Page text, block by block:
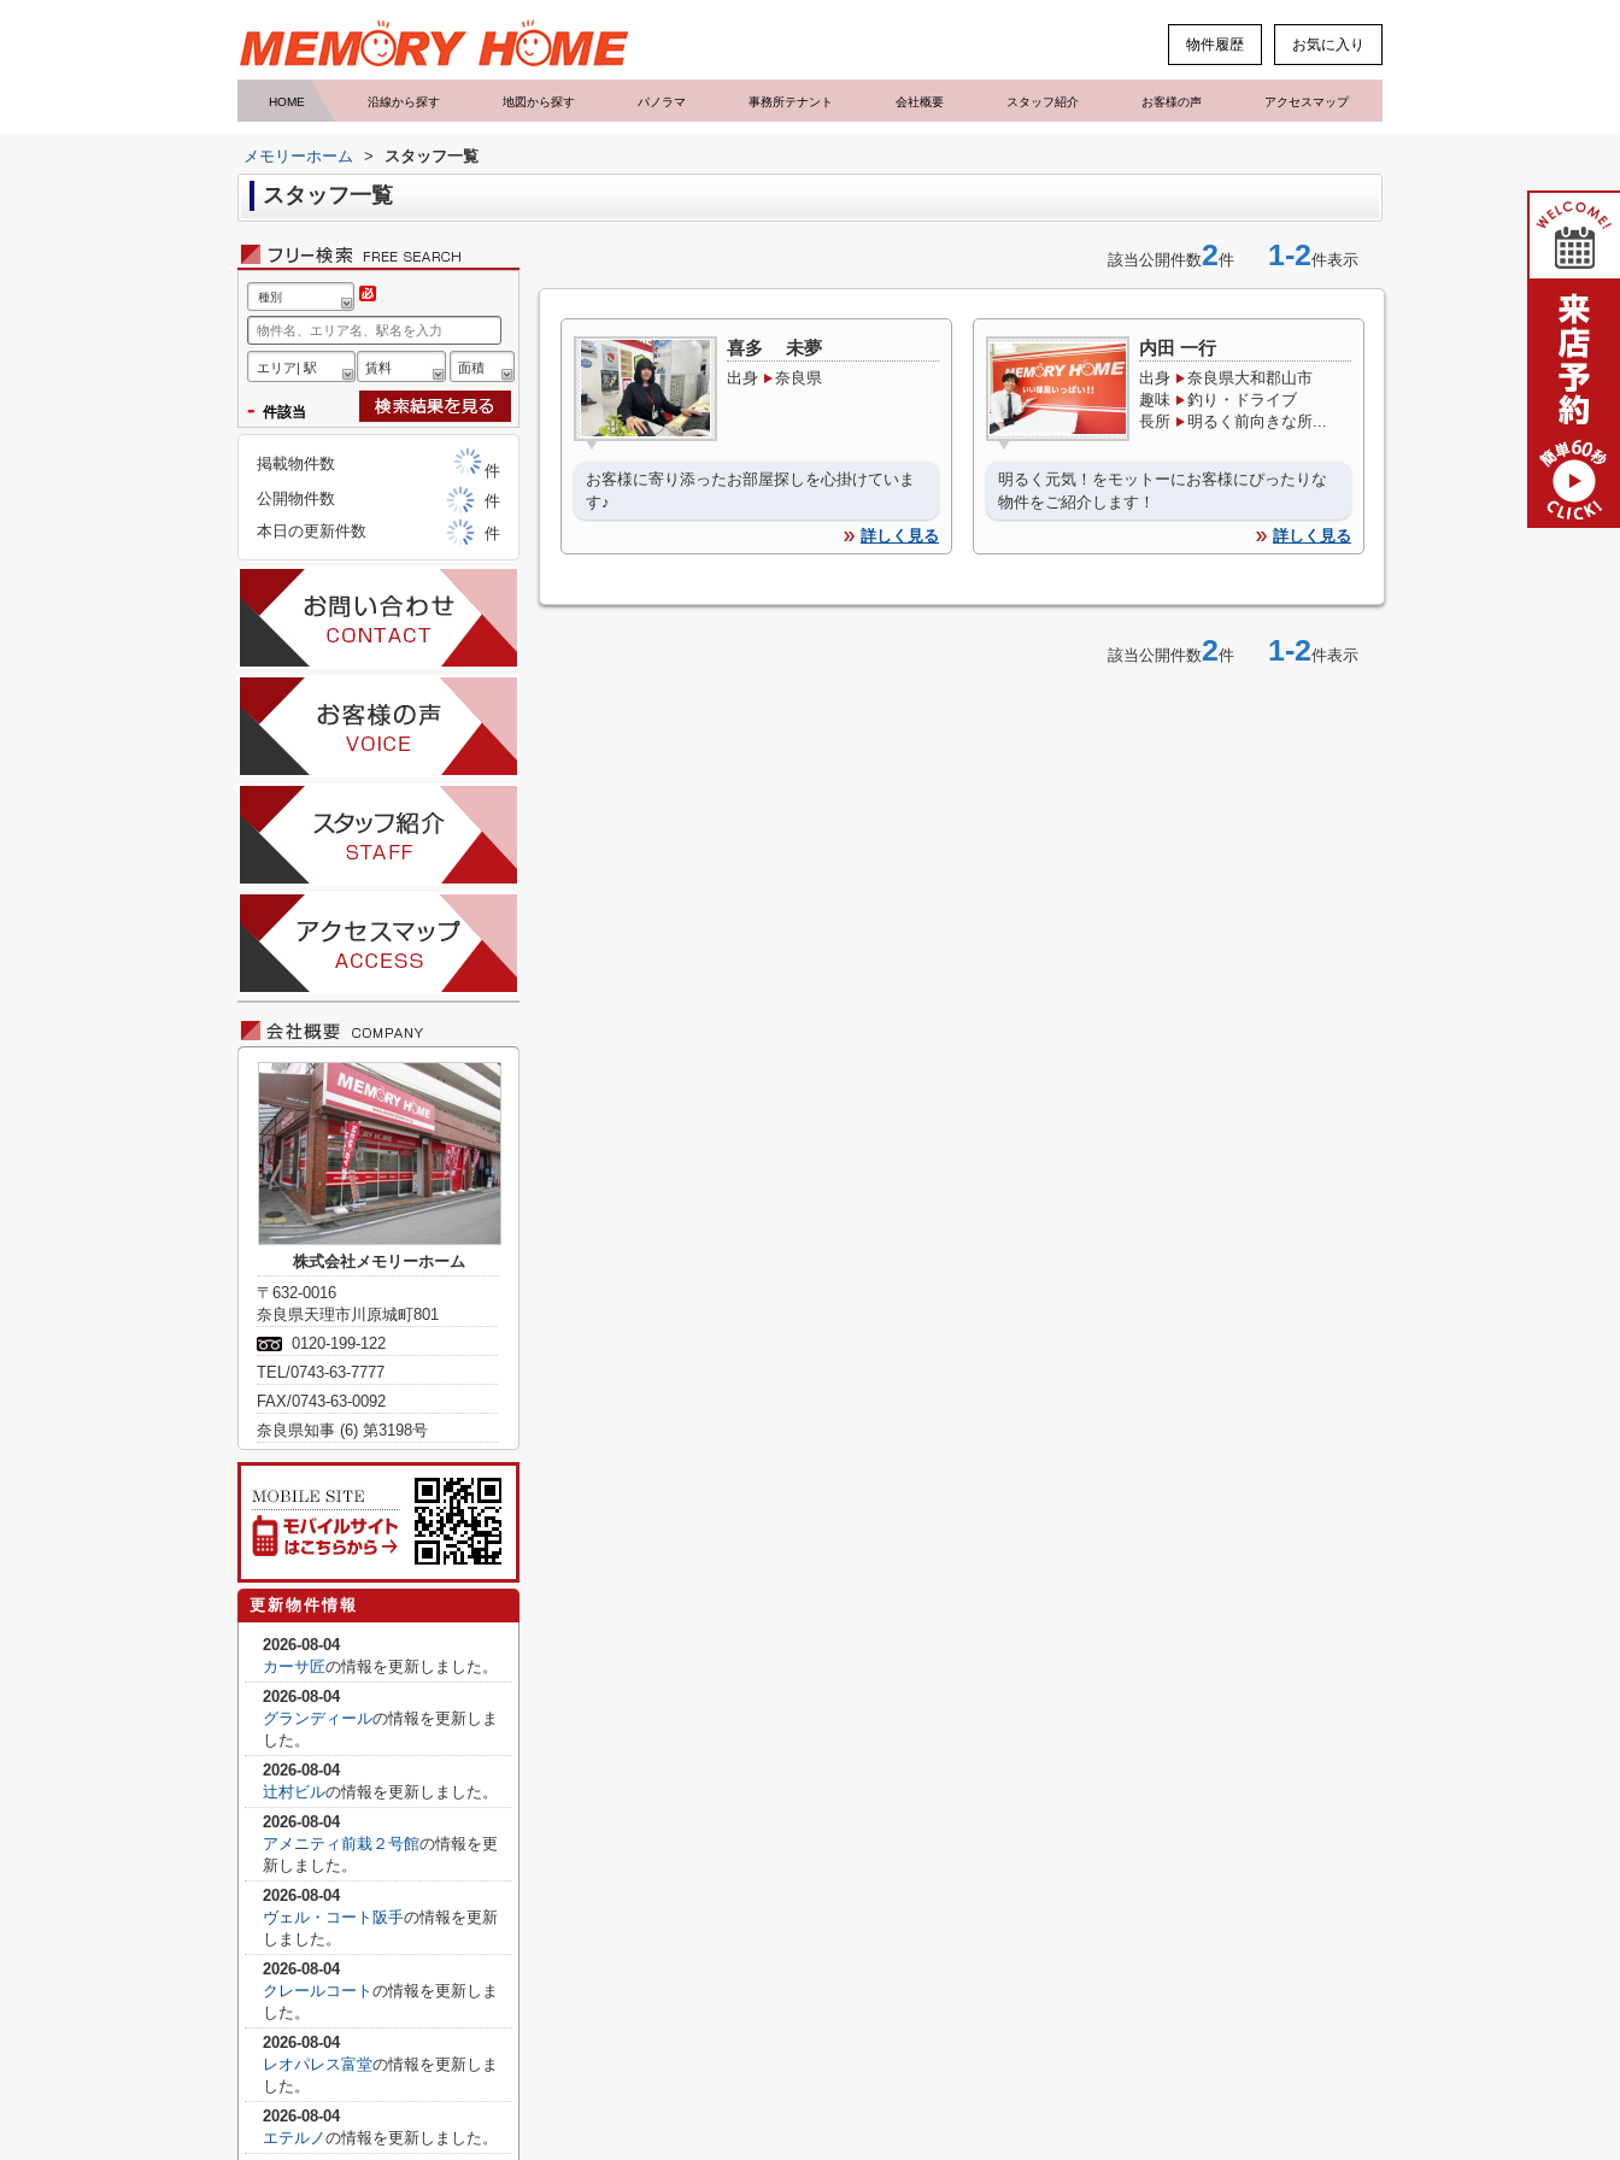
物件履歴 お気に入り
HOME 沿線から探す 地図から探す パノラマ 事務所テナント 会社概要 スタッフ紹介 お客様の声 アクセスマップ
メモリーホーム > スタッフ一覧
スタッフ一覧
該当公開件数2件 1-2件表示
喜多 未夢
出身 奈良県
お客様に寄り添ったお部屋探しを心掛けていま
す♪
詳しく見る
内田 一行
出身
奈良県大和郡山市
趣味
釣り・ドライブ
長所
明るく前向きな所...
明るく元気！をモットーにお客様にぴったりな
物件をご紹介します！
詳しく見る
該当公開件数2件 1-2件表示
種別
エリア| 駅 賃料 面積
- 件該当
掲載物件数
件
公開物件数
件
本日の更新件数
件
株式会社メモリーホーム
〒632-0016
奈良県天理市川原城町801
0120-199-122
TEL/0743-63-7777
FAX/0743-63-0092
奈良県知事 (6) 第3198号
更新物件情報
2026-08-04
カーサ匠の情報を更新しました。
2026-08-04
グランディールの情報を更新しま
した。
2026-08-04
辻村ビルの情報を更新しました。
2026-08-04
アメニティ前栽２号館の情報を更
新しました。
2026-08-04
ヴェル・コート阪手の情報を更新
しました。
2026-08-04
クレールコート の情報を更新しま
した。
2026-08-04
レオパレス富堂の情報を更新しま
した。
2026-08-04
エテルノの情報を更新しました。